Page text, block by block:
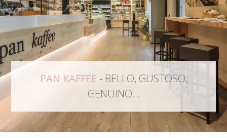
PAN KAFFEE - BELLO, GUSTOSO,
GENUINO...